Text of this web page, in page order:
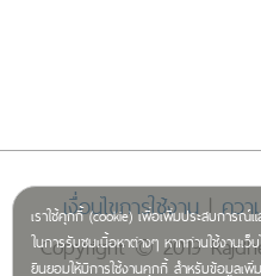
เราใช้คุกกี้ (cookie) เพื่อเพิ่มประสบการณ์
ในการรับชมเนื้อหาต่างๆ หากท่านใช้งานเ
ยินยอมให้มีการใช้งานคุกกี้ สำหรับข้อมูลเพิ่
เงื่อนไขการใช้งาน|ควา
Copyright © 2019